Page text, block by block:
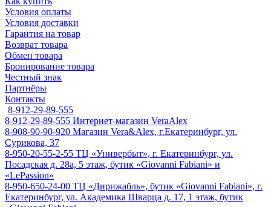
Условия оплаты
Условия доставки
Гарантия на товар
Возврат товара
Обмен товара
Бронирование товара
Честный знак
Партнёры
Контакты
8-912-29-89-555
8-912-29-89-555 Интернет-магазин VeraAlex
8-908-90-90-920 Магазин Vera&Alex, г.Екатеринбург, ул.
Сурикова, 37
8-950-20-55-2-55 ТЦ «Универбыт», г. Екатеринбург, ул.
Посадская д. 28а, 5 этаж, бутик «Giovanni Fabiani» и
«LePassion»
8-950-650-24-00 ТЦ «Дирижабль», бутик «Giovanni Fabiani», г.
Екатеринбург, ул. Академика Шварца д. 17, 1 этаж, бутик